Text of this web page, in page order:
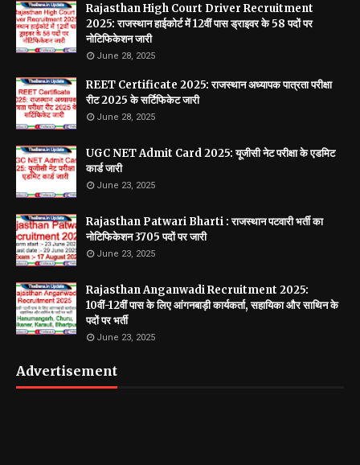
Rajasthan High Court Driver Recruitment
2025: राजस्थान हाईकोर्ट में 12वीं पास ड्राइवर के 58 पदों पर
नोटिफिकेशन जारी
June 28, 2025
REET Certificate 2025: राजस्थान अध्यापक पात्रता परीक्षा
रीट 2025 के सर्टिफिकेट जारी
June 28, 2025
UGC NET Admit Card 2025: यूजीसी नेट परीक्षा के एडमिट
कार्ड जारी
June 23, 2025
Rajasthan Patwari Bharti : राजस्थान पटवारी भर्ती का
नोटिफिकेशन 3705 पदों पर जारी
June 23, 2025
Rajasthan Anganwadi Recruitment 2025:
10वीं-12वीं पास के लिए आंगनबाड़ी कार्यकर्ता, सहायिका और साथिन के
पदों पर भर्ती
June 23, 2025
Advertisement